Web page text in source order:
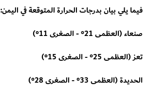
فيما يلي بيان بدرجات الحرارة المتوقعة في اليمن:
صنعاء (العظمى 21° - الصغرى 11°)
تعز (العظمى 25° - الصغرى 15°)
الحديدة (العظمى 33° - الصغرى 28°)